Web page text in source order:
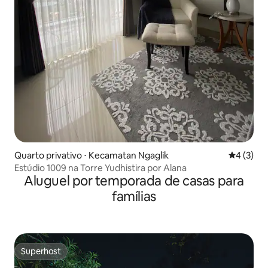
Quarto privativo ⋅ Kecamatan Ngaglik 4 de
4 (3)
Estúdio 1009 na Torre Yudhistira por Alana
Aluguel por temporada de casas para
famílias
Superhost
Superhost